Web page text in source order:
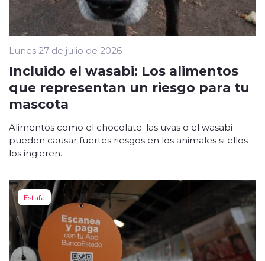
Lunes 27 de julio de 2026
Incluido el wasabi: Los alimentos
que representan un riesgo para tu
mascota
Alimentos como el chocolate, las uvas o el wasabi
pueden causar fuertes riesgos en los animales si ellos
los ingieren.
Estafa